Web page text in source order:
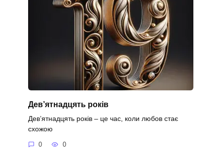
Дев’ятнадцять років
Дев’ятнадцять років – це час, коли любов стає
схожою
0 0